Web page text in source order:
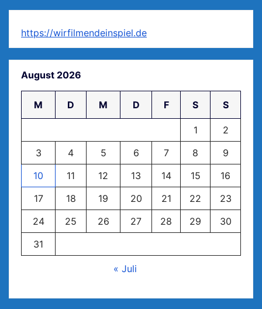
https://wirfilmendeinspiel.de
August 2026
M D M D F S S
1
2
3
4 5 6 7 8
9
10
11 12 13 14 15
16
17
18 19 20 21 22
23
24
25 26 27 28 29
30
31
« Juli